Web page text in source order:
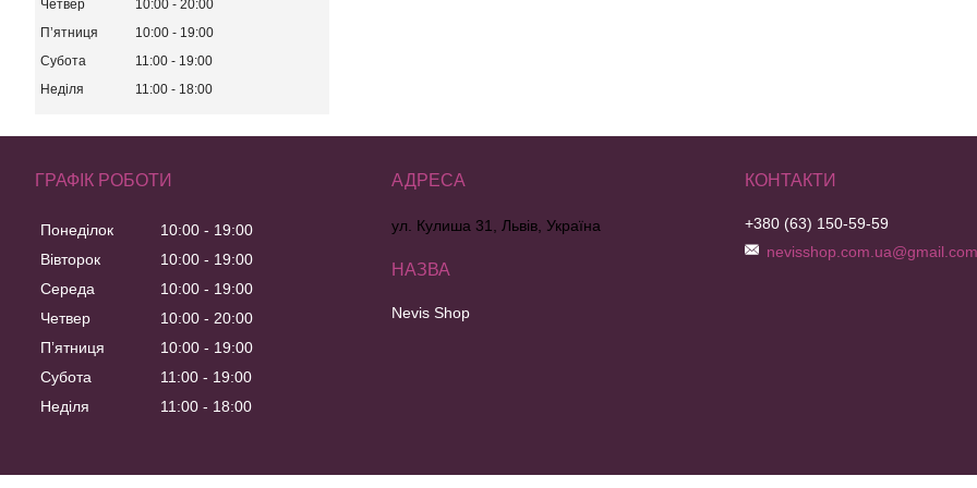
Четвер 10:00
20:00
Пʼятниця
10:00
19:00
Субота
11:00
19:00
Неділя
11:00 18:00
ГРАФІК РОБОТИ
Понеділок 10:00
19:00
Вівторок
10:00
19:00
Середа
10:00
19:00
Четвер
10:00
20:00
Пʼятниця
10:00
19:00
Субота
11:00
19:00
Неділя
11:00 18:00
ул. Кулиша 31, Львів, Україна
Nevis Shop
+380 (63) 150-59-59